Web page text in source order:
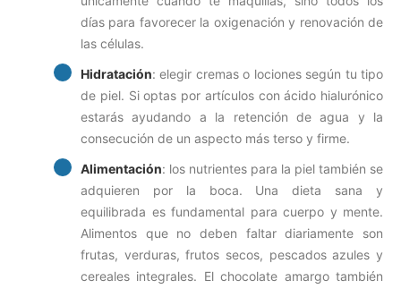
días para favorecer la oxigenación y renovación de
las células.
Hidratación: elegir cremas o lociones según tu tipo
de piel. Si optas por artículos con ácido hialurónico
estarás ayudando a la retención de agua y la
consecución de un aspecto más terso y firme.
Alimentación: los nutrientes para la piel también se
adquieren por la boca. Una dieta sana y
equilibrada es fundamental para cuerpo y mente.
Alimentos que no deben faltar diariamente son
frutas, verduras, frutos secos, pescados azules y
cereales integrales. El chocolate amargo también